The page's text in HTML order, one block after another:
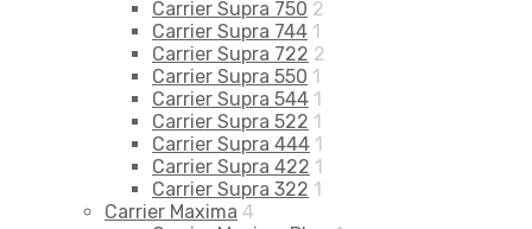
Carrier Supra 750 2
Carrier Supra 744 1
Carrier Supra 722 2
Carrier Supra 550 1
Carrier Supra 544 1
Carrier Supra 522 1
Carrier Supra 444 1
Carrier Supra 422 1
Carrier Supra 322 1
Carrier Maxima 4